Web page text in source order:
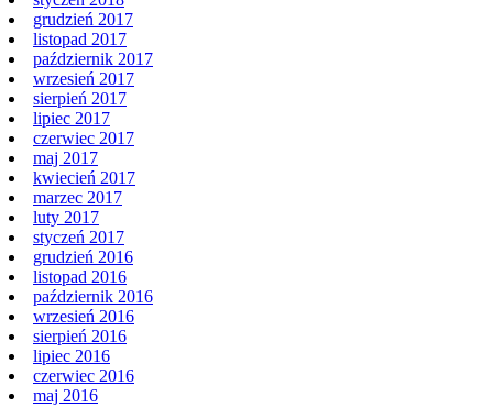
grudzień 2017
listopad 2017
październik 2017
wrzesień 2017
sierpień 2017
lipiec 2017
czerwiec 2017
maj 2017
kwiecień 2017
marzec 2017
luty 2017
styczeń 2017
grudzień 2016
listopad 2016
październik 2016
wrzesień 2016
sierpień 2016
lipiec 2016
czerwiec 2016
maj 2016